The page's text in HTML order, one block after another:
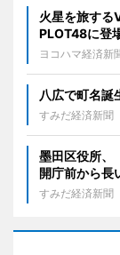
火星を旅す
PLOT48に登
ヨコハマ経済新
八広で町名
すみだ経済新聞
墨田区役所
開庁前から長
すみだ経済新聞